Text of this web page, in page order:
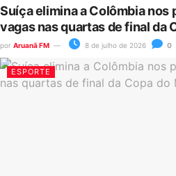
Suíça elimina a Colômbia nos
vagas nas quartas de final da
por Aruanã FM 8 de julho de 2026 0
ESPORTE